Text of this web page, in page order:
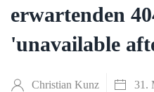
erwartenden
'unavailable
Christian Kunz 31.